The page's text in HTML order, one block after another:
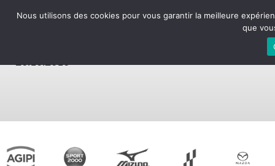
Nous utilisons des cookies pour vous garantir la meilleure
que